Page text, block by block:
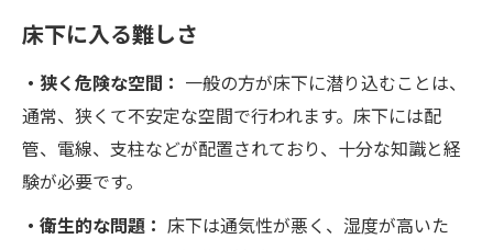
床下に入る難しさ
・狭く危険な空間： 一般の方が床下に潜り込むことは、
通常、狭くて不安定な空間で行われます。床下には配
管、電線、支柱などが配置されており、十分な知識と経
験が必要です。
・衛生的な問題： 床下は通気性が悪く、湿度が高いた